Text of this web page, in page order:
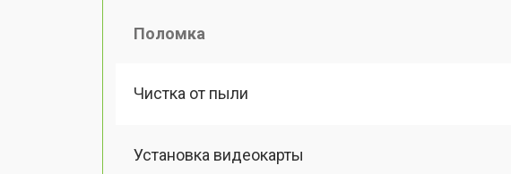
Поломка
Чистка от пыли
Установка видеокарты